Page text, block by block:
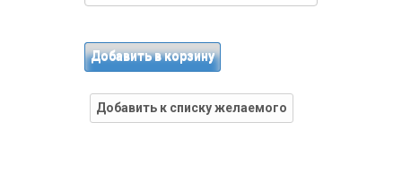
Добавить в корзину
Добавить к списку желаемого